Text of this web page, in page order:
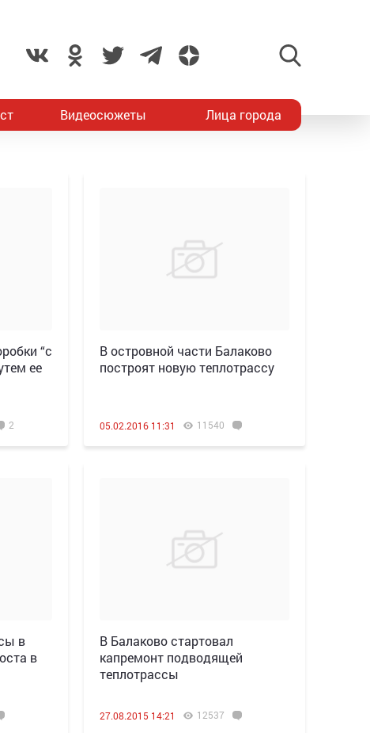
Видеосюжеты Лица города
“с
ее
2
В островной части Балаково
построят новую теплотрассу
05.02.2016 11:31 11540
в
в
В Балаково стартовал
капремонт подводящей
теплотрассы
27.08.2015 14:21 12537